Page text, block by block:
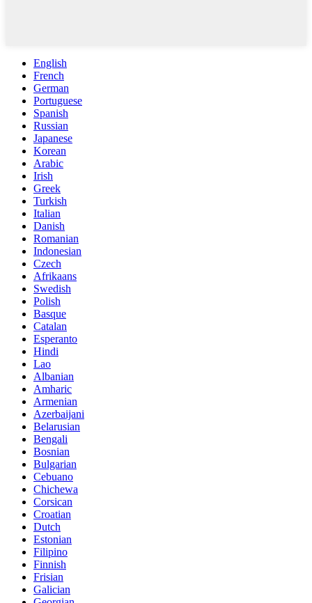
English
French
German
Portuguese
Spanish
Russian
Japanese
Korean
Arabic
Irish
Greek
Turkish
Italian
Danish
Romanian
Indonesian
Czech
Afrikaans
Swedish
Polish
Basque
Catalan
Esperanto
Hindi
Lao
Albanian
Amharic
Armenian
Azerbaijani
Belarusian
Bengali
Bosnian
Bulgarian
Cebuano
Chichewa
Corsican
Croatian
Dutch
Estonian
Filipino
Finnish
Frisian
Galician